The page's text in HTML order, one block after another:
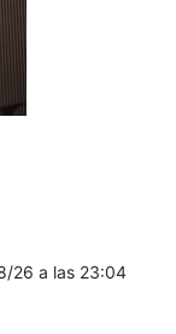
26 a las 23:04